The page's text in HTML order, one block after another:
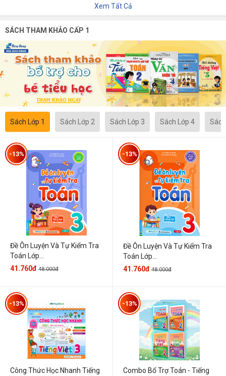
Xem Tất Cả
SÁCH THAM KHẢO CẤP 1
Sách Lớp 1 Sách Lớp 2 Sách Lớp 3 Sách Lớp 4
Đề Ôn Luyện Và Tự Kiểm Tra
Toán Lớp...
-13%
41.760đ 48.000đ
Đề Ôn Luyện Và Tự Kiểm Tra
Toán Lớp...
-13%
41.760đ 48.000đ
Công Thức Học Nhanh Tiếng
-13%
Combo Bổ Trợ Toán - Tiếng
-13%